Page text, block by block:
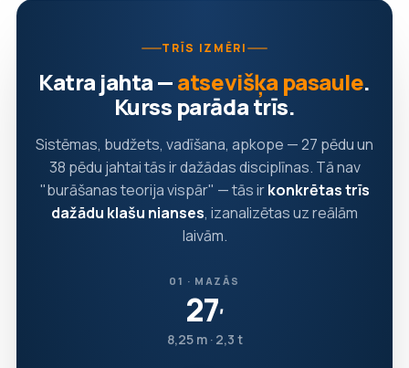
TRĪS IZMĒRI
Katra jahta —atsevišķa pasaule.
Kurss parāda trīs.
Sistēmas, budžets, vadīšana, apkope — 27 pēdu un
38 pēdu jahtai tās ir dažādas disciplīnas. Tā nav
"burāšanas teorija vispār" — tās irkonkrētas trīs
dažādu klašu nianses, izanalizētas uz reālām
laivām.
01 · MAZĀS
27′
8,25 m · 2,3 t